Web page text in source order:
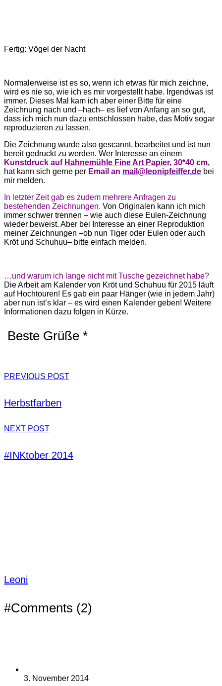
Fertig: Vögel der Nacht
Normalerweise ist es so, wenn ich etwas für mich zeichne,
wird es nie so, wie ich es mir vorgestellt habe. Irgendwas ist
immer. Dieses Mal kam ich aber einer Bitte für eine
Zeichnung nach und –hach– es lief von Anfang an so gut,
dass ich mich nun dazu entschlossen habe, das Motiv sogar
reproduzieren zu lassen.
Die Zeichnung wurde also gescannt, bearbeitet und ist nun
bereit gedruckt zu werden. Wer Interesse an einem
Kunstdruck auf Hahnemühle Fine Art Papier, 30*40 cm,
hat kann sich gerne per Email an mail@leonipfeiffer.de bei
mir melden.
In letzter Zeit gab es zudem mehrere Anfragen zu
bestehenden Zeichnungen. Von Originalen kann ich mich
immer schwer trennen – wie auch diese Eulen-Zeichnung
wieder beweist. Aber bei Interesse an einer Reproduktion
meiner Zeichnungen –ob nun Tiger oder Eulen oder auch
Kröt und Schuhuu– bitte einfach melden.
…und warum ich lange nicht mit Tusche gezeichnet habe?
Die Arbeit am Kalender von Kröt und Schuhuu für 2015 läuft
auf Hochtouren! Es gab ein paar Hänger (wie in jedem Jahr)
aber nun ist’s klar – es wird einen Kalender geben! Weitere
Informationen dazu folgen in Kürze.
Beste Grüße *
PREVIOUS POST
Herbstfarben
NEXT POST
#INKtober 2014
Leoni
#Comments (2)
3. November 2014